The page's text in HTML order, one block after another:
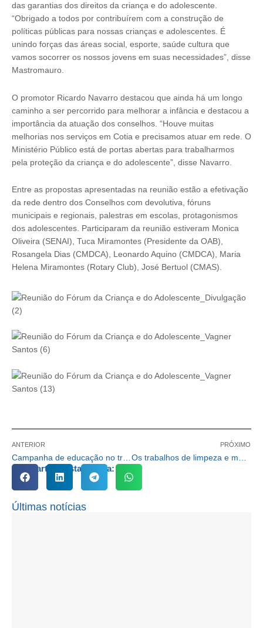
das garantias dos direitos da criança e do adolescente.
“Obrigado a todos por contribuírem com a construção de
políticas públicas para nossas crianças e adolescentes. É
unindo forças das áreas social, esporte, saúde cultura que
vamos socorrer os nossos jovens em suas necessidades”, disse
Mastromauro.
O promotor Ricardo Navarro destacou que ainda há um longo
caminho a ser percorrido para melhorar a infância e destacou a
importância da atuação dos conselhos. “Houve muitas
melhorias nos serviços em Cotia e precisamos atuar em rede. O
Ministério Público está de portas abertas para trabalharmos
pela proteção da criança e do adolescente”, disse Navarro.
Entre as propostas apresentadas na reunião estão a efetivação
da rede dentro dos Conselhos com devolutiva, fóruns
municipais e regionais, palestras em escolas, protagonismos
dos adolescentes. Participaram da reunião estiveram Monica
Oliveira (SENAI), Tuca Miramontes (Presidente da OAB),
Rosangela Dias (CMDCA), Leonardo Aquino (CMDCA), Maria
Helena Miramontes (Rotary Club), José Bertuol (CMAS).
ANTERIOR PRÓXIMO
Compartilhe esta notícia:
Últimas notícias